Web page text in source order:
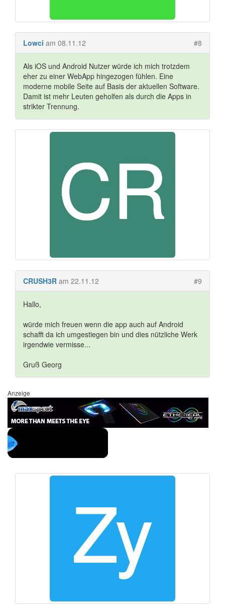
Lowci am 08.11.12 #8
Als iOS und Android Nutzer würde ich mich trotzdem
eher zu einer WebApp hingezogen fühlen. Eine
moderne mobile Seite auf Basis der aktuellen Software.
Damit ist mehr Leuten geholfen als durch die Apps in
strikter Trennung.
CRUSH3R am 22.11.12 #9
Hallo,
würde mich freuen wenn die app auch auf Android
schafft da ich umgestiegen bin und dies nützliche Werk
irgendwie vermisse...
Gruß Georg
Anzeige